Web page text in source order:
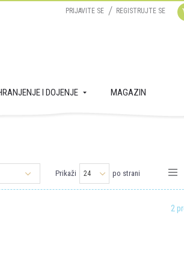
PRIJAVITE SE REGISTRUJTE SE
I DOJENJE MAGAZIN
Prikaži po strani
2